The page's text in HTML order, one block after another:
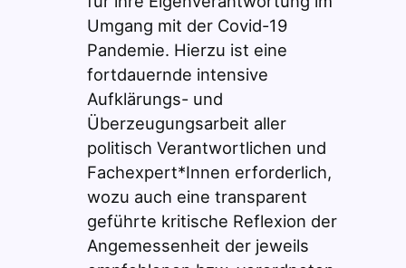
Umgang mit der Covid-19
Pandemie. Hierzu ist eine
fortdauernde intensive
Aufklärungs- und
Überzeugungsarbeit aller
politisch Verantwortlichen und
Fachexpert*Innen erforderlich,
wozu auch eine transparent
geführte kritische Reflexion der
Angemessenheit der jeweils